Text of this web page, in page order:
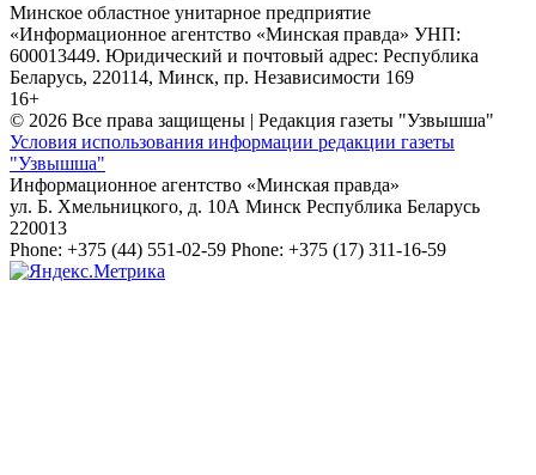
Минское областное унитарное предприятие
«Информационное агентство «Минская правда» УНП:
600013449. Юридический и почтовый адрес: Республика
Беларусь, 220114, Минск, пр. Независимости 169
16+
© 2026 Все права защищены | Редакция газеты "Узвышша"
Условия использования информации редакции газеты
"Узвышша"
Информационное агентство «Минская правда»
ул. Б. Хмельницкого, д. 10А Минск Республика Беларусь
220013
Phone: +375 (44) 551-02-59 Phone: +375 (17) 311-16-59